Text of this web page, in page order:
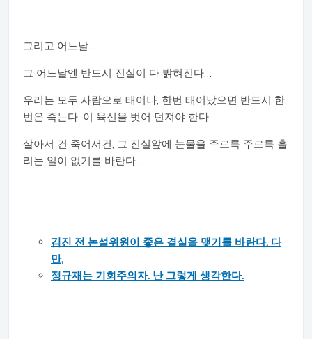
그리고 어느날…
그 어느날엔 반드시 진실이 다 밝혀진다…
우리는 모두 사람으로 태어나, 한번 태어났으면 반드시 한
번은 죽는다. 이 육신을 벗어 던져야 한다.
살아서 건 죽어서건, 그 진실앞에 눈물을 주르륵 주르륵 흘
리는 일이 없기를 바란다…
김진 전 논설위원이 좋은 결실을 맺기를 바란다. 다
만,
정규재는 기회주의자. 난 그렇게 생각한다.